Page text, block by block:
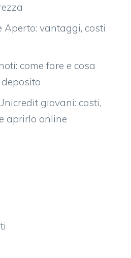
Aperto: vantaggi, costi
come fare e cosa
giovani: costi,
aprirlo online